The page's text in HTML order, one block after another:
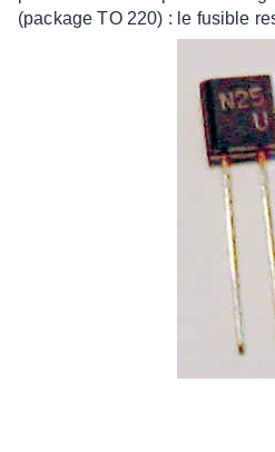
(package TO 220) : le fusible